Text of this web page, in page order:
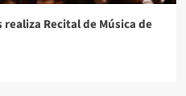
realiza Recital de Música de